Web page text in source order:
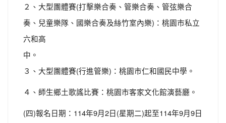
２、大型團體賽(打擊樂合奏、管樂合奏、管弦樂合
奏、兒童樂隊、國樂合奏及絲竹室內樂)：桃園市私立
六和高
中。
３、大型團體賽(行進管樂)：桃園市仁和國民中學。
４、師生鄉土歌謠比賽：桃園市客家文化館演藝廳。
(四)報名日期：114年9月2日(星期二)起至114年9月9日